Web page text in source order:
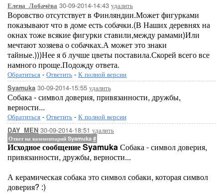
Елена_Лобачёва 30-09-2014-14:43 удалить
Воровство отсутствует в Финляндии.Может фигурками
показывают что в доме есть собачки.(В Наших деревнях на
окнах тоже всякие фигурки ставили,между рамами)Или
мечтают хозяева о собачках.А может это знаки
тайные.)))Нее я б лучше цветы поставила.Скорей всего все
намного проще.Подожду ответа.
Обратиться - Ответить - К полной версии
Syamuka 30-09-2014-15:55 удалить
Собака - символ доверия, привязанности, дружбы,
верности...
Обратиться - Ответить - К полной версии
DAY_MEN 30-09-2014-18:51 удалить
Ответ на комментарий Syamuka #
Исходное сообщение SyamukaСобака - символ доверия,
привязанности, дружбы, верности...
А керамическая собака это символ собаки, которая символ
доверия? :)